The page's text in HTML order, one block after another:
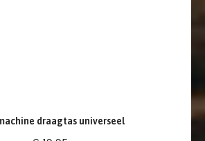
draagtas universeel